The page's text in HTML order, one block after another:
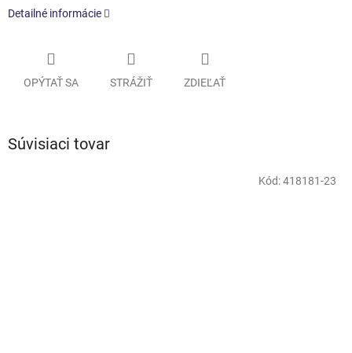
Detailné informácie
OPÝTAŤ SA STRÁŽIŤ ZDIEĽAŤ
Súvisiaci tovar
Kód:418181-23